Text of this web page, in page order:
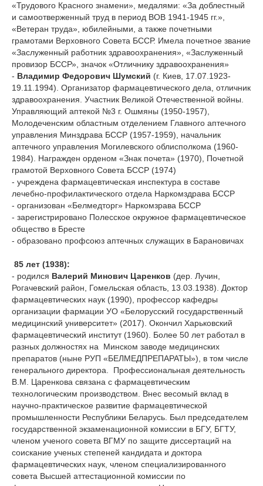
«Трудового Красного знамени», медалями: «За доблестный
и самоотверженный труд в период ВОВ 1941-1945 гг.»,
«Ветеран труда», юбилейными, а также почетными
грамотами Верховного Совета БССР. Имела почетное звание
«Заслуженный работник здравоохранения», «Заслуженный
провизор БССР», значок «Отличнику здравоохранения»
- Владимир Федорович Шумский (г. Киев, 17.07.1923-
19.11.1994). Организатор фармацевтического дела, отличник
здравоохранения. Участник Великой Отечественной войны.
Управляющий аптекой №3 г. Ошмяны (1950-1957),
Молодеченским областным отделением Главного аптечного
управления Минздрава БССР (1957-1959), начальник
аптечного управления Могилевского облисполкома (1960-
1984). Награжден орденом «Знак почета» (1970), Почетной
грамотой Верховного Совета БССР (1974)
- учреждена фармацевтическая инспектура в составе
лечебно-профилактического отдела Наркомздрава БССР
- организован «Белмедторг» Наркомзрава БССР
- зарегистрировано Полесское окружное фармацевтическое
общество в Бресте
- образовано профсоюз аптечных служащих в Барановичах
85 лет (1938):
- родился Валерий Минович Царенков (дер. Лучин,
Рогачевский район, Гомельская область, 13.03.1938). Доктор
фармацевтических наук (1990), профессор кафедры
организации фармации УО «Белорусский государственный
медицинский университет» (2017). Окончил Харьковский
фармацевтический институт (1960). Более 50 лет работал в
разных должностях на Минском заводе медицинских
препаратов (ныне РУП «БЕЛМЕДПРЕПАРАТЫ»), в том числе
генерального директора. Профессиональная деятельность
В.М. Царенкова связана с фармацевтическим
технологическим производством. Внес весомый вклад в
научно-практическое развитие фармацевтической
промышленности Республики Беларусь. Был председателем
государственной экзаменационной комиссии в БГУ, БГТУ,
членом ученого совета ВГМУ по защите диссертаций на
соискание ученых степеней кандидата и доктора
фармацевтических наук, членом специализированного
совета Высшей аттестационной комиссии по